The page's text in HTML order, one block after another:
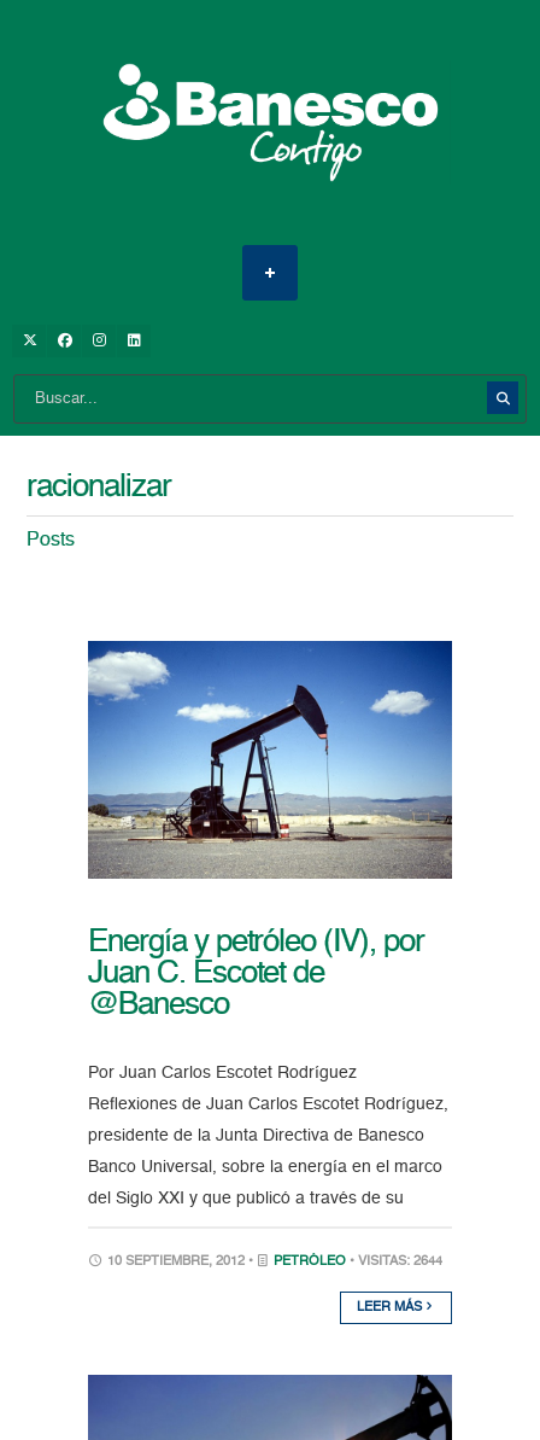
racionalizar
Posts
Energía y petróleo (IV), por
Juan C. Escotet de
@Banesco
Por Juan Carlos Escotet Rodríguez
Reflexiones de Juan Carlos Escotet Rodríguez,
presidente de la Junta Directiva de Banesco
Banco Universal, sobre la energía en el marco
del Siglo XXI y que publicó a través de su
10 SEPTIEMBRE, 2012 • PETRÓLEO • VISITAS: 2644
LEER MÁS